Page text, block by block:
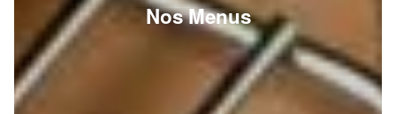
Nos Menus